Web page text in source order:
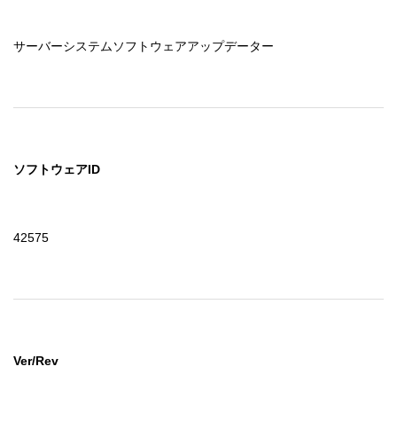
サーバーシステムソフトウェアアップデーター
ソフトウェアID
42575
Ver/Rev